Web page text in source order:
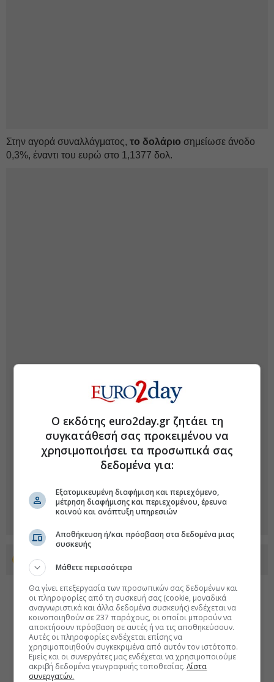
Στην αγορά συναλλάγματος, το δολάριο σημείωσε άνοδο
0,3%, έναντι του ευρώ στο 1,1377 δολ.
Προσθέστε το euro2day.gr στο Discover
Ο εκδότης euro2day.gr ζητάει τη
συγκατάθεσή σας προκειμένου να
χρησιμοποιήσει τα προσωπικά σας
δεδομένα για:
Εξατομικευμένη διαφήμιση και περιεχόμενο,
μέτρηση διαφήμισης και περιεχομένου, έρευνα
κοινού και ανάπτυξη υπηρεσιών
Αποθήκευση ή/και πρόσβαση στα δεδομένα μιας
συσκευής
Μάθετε περισσότερα
Θα γίνει επεξεργασία των προσωπικών σας δεδομένων και
οι πληροφορίες από τη συσκευή σας (cookie, μοναδικά
αναγνωριστικά και άλλα δεδομένα συσκευής) ενδέχεται να
κοινοποιηθούν σε 237 παρόχους, οι οποίοι μπορούν να
αποκτήσουν πρόσβαση σε αυτές ή να τις αποθηκεύσουν.
Αυτές οι πληροφορίες ενδέχεται επίσης να
χρησιμοποιηθούν συγκεκριμένα από αυτόν τον ιστότοπο.
Εμείς και οι συνεργάτες μας ενδέχεται να χρησιμοποιούμε
ακριβή δεδομένα γεωγραφικής τοποθεσίας.Λίστα
συνεργατών.